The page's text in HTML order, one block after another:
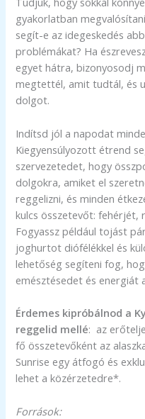
gyakorlatban
segít-e az idegeskedés
problémákat? Ha
egyet hátra, bizonyosodj
megtettél, amit tudtál, és
dolgot.
Indítsd jól a napodat
Kiegyensúlyozott étrend
szervezetedet, hogy
dolgokra, amiket el
reggelizni, és minden
kulcs összetevőt: fehérjét,
Fogyassz például tojást
joghurtot diófélékkel és
lehetőség segíteni fog,
emésztésedet és energiát
Érdemes kipróbálnod a
reggelid mellé: az
fő összetevőként az
Sunrise egy átfogó és
lehet a közérzetedre*.
Források: